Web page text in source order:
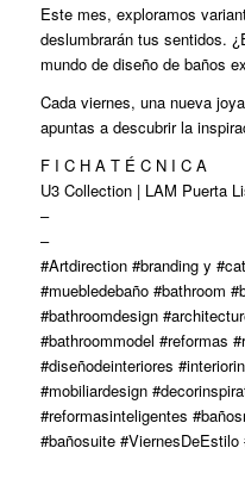
Este mes, exploramos
deslumbrarán tus sentidos.
mundo de diseño de baños
Cada viernes, una nueva
apuntas a descubrir la
F I C H A T É C N I C A
U3 Collection | LAM Puerta
–
–
#Artdirection #branding y
#muebledebaño #bathroom
#bathroomdesign
#bathroommodel #reformas
#diseñodeinteriores
#mobiliardesign
#reformasinteligentes
#bañosuite #ViernesDeEstilo